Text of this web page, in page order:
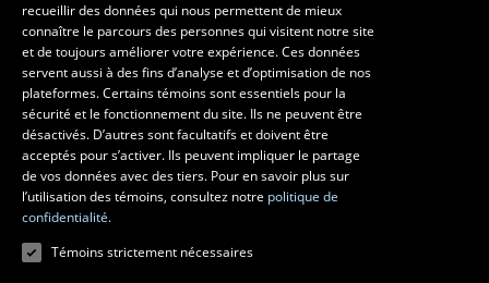
Faculté d’aménagement, d’architecture, d’art et de design
École d’art
École supérieure d’aménagement du territoire et de développement
régional
École d’architecture
École de design
recueillir des données qui nous permettent de mieux
connaître le parcours des personnes qui visitent notre site
et de toujours améliorer votre expérience. Ces données
servent aussi à des fins d’analyse et d’optimisation de nos
plateformes. Certains témoins sont essentiels pour la
sécurité et le fonctionnement du site. Ils ne peuvent être
désactivés. D’autres sont facultatifs et doivent être
acceptés pour s’activer. Ils peuvent impliquer le partage
de vos données avec des tiers. Pour en savoir plus sur
l’utilisation des témoins, consultez notre politique de
confidentialité.
Témoins strictement nécessaires